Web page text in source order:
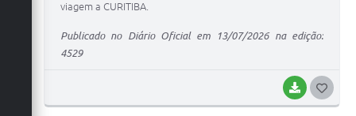
BAIXAR
viagem a CURITIBA.
Publicado no Diário Oficial em 13/07/2026 na edição:
4529